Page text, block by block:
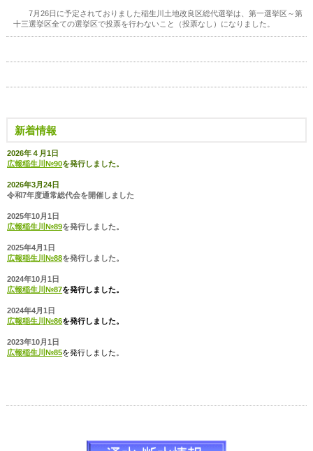
7月26日に予定されておりました稲生川土地改良区総代選挙は、第一選挙区～第
十三選挙区全ての選挙区で投票を行わないこと（投票なし）になりました。
新着情報
2026年４月1日
広報稲生川№90を発行しました。
2026年3月24日
令和7年度通常総代会を開催しました
2025年10月1日
広報稲生川№89を発行しました。
2025年4月1日
広報稲生川№88を発行しました。
2024年10月1日
広報稲生川№87を発行しました。
2024年4月1日
広報稲生川№86を発行しました。
2023年10月1日
広報稲生川№85を発行しました。